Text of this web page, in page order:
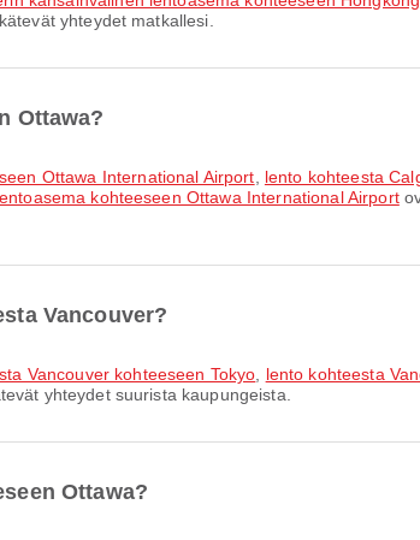
yhteydet matkallesi.
Ottawa?
Ottawa International Airport
lento kohteesta
kohteeseen Ottawa International Airport
Vancouver?
Vancouver kohteeseen Tokyo lento kohteesta
yhteydet suurista kaupungeista.
Ottawa?